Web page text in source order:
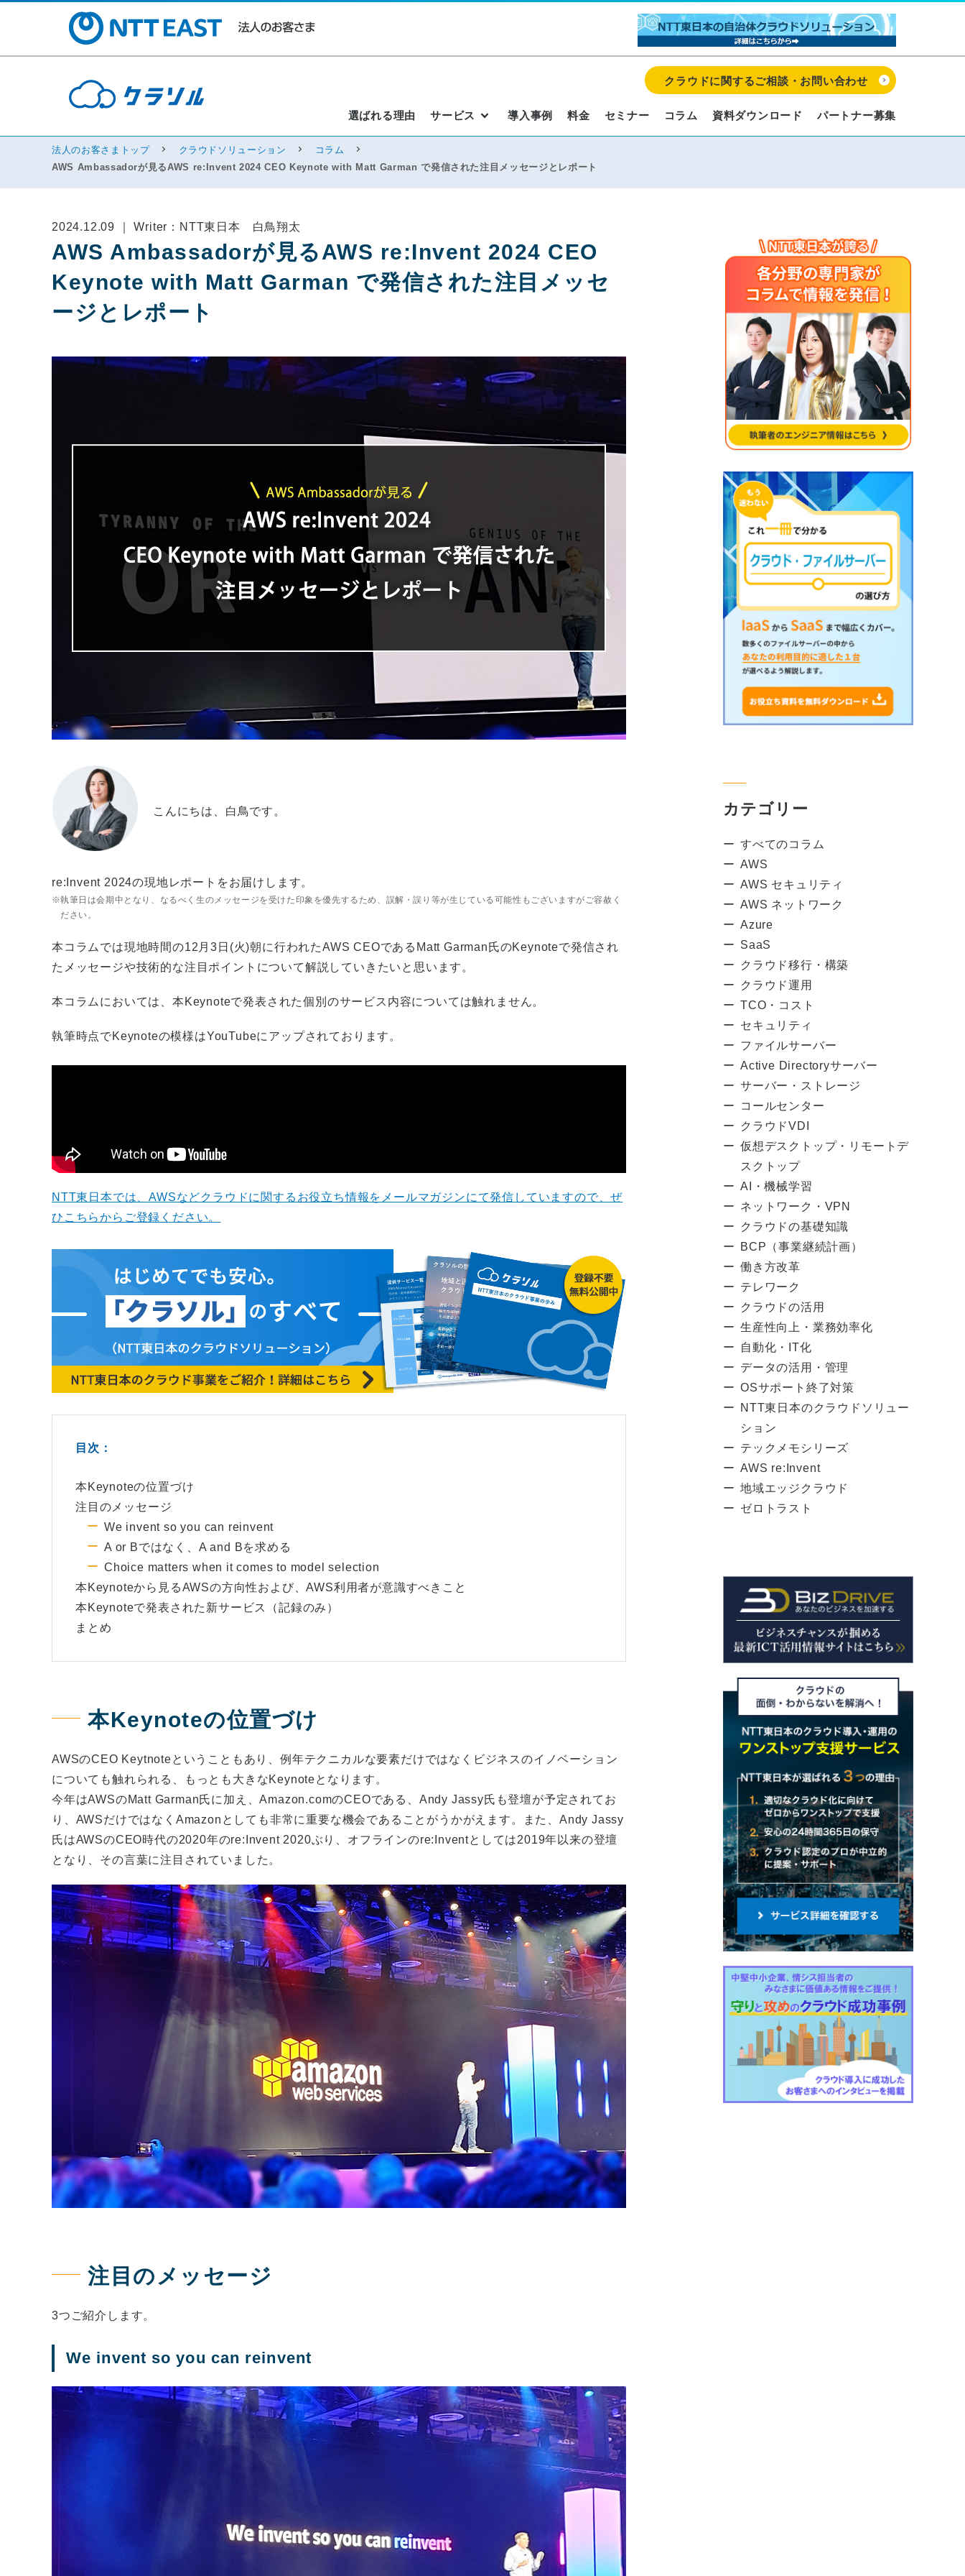
選ばれる理由 サービス 導入事例 料金 セミナー コラム 資料ダウンロード パートナー募集
クラウドに関するご相談・お問い合わせ
法人のお客さまトップ クラウドソリューション
コラム
AWS Ambassadorが見るAWS re:Invent 2024 CEO Keynote with Matt Garman で発信された注目メッセージとレポート
2024.12.09 ｜ Writer：NTT東日本 白鳥翔太
AWS Ambassadorが見るAWS re:Invent 2024 CEO
Keynote with Matt Garman で発信された注目メッセ
ージとレポート
こんにちは、白鳥です。
re:Invent 2024の現地レポートをお届けします。
執筆日は会期中となり、なるべく生のメッセージを受けた印象を優先するため、誤解・誤り等が生じている可能性もございますがご容赦く
ださい。
本コラムでは現地時間の12月3日(火)朝に行われたAWS CEOであるMatt Garman氏のKeynoteで発信され
たメッセージや技術的な注目ポイントについて解説していきたいと思います。
本コラムにおいては、本Keynoteで発表された個別のサービス内容については触れません。
執筆時点でKeynoteの模様はYouTubeにアップされております。
NTT東日本では、AWSなどクラウドに関するお役立ち情報をメールマガジンにて発信していますので、ぜ
ひこちらからご登録ください。
目次：
本Keynoteの位置づけ
注目のメッセージ
We invent so you can reinvent
A or Bではなく、A and Bを求める
Choice matters when it comes to model selection
本Keynoteから見るAWSの方向性および、AWS利用者が意識すべきこと
本Keynoteで発表された新サービス（記録のみ）
まとめ
本Keynoteの位置づけ
AWSのCEO Keytnoteということもあり、例年テクニカルな要素だけではなくビジネスのイノベーション
についても触れられる、もっとも大きなKeynoteとなります。
今年はAWSのMatt Garman氏に加え、Amazon.comのCEOである、Andy Jassy氏も登壇が予定されてお
り、AWSだけではなくAmazonとしても非常に重要な機会であることがうかがえます。また、Andy Jassy
氏はAWSのCEO時代の2020年のre:Invent 2020ぶり、オフラインのre:Inventとしては2019年以来の登壇
となり、その言葉に注目されていました。
注目のメッセージ
3つご紹介します。
We invent so you can reinvent
カテゴリー
すべてのコラム
AWS
AWS セキュリティ
AWS ネットワーク
Azure
SaaS
クラウド移行・構築
クラウド運用
TCO・コスト
セキュリティ
ファイルサーバー
Active Directoryサーバー
サーバー・ストレージ
コールセンター
クラウドVDI
仮想デスクトップ・リモートデ
スクトップ
AI・機械学習
ネットワーク・VPN
クラウドの基礎知識
BCP（事業継続計画）
働き方改革
テレワーク
クラウドの活用
生産性向上・業務効率化
自動化・IT化
データの活用・管理
OSサポート終了対策
NTT東日本のクラウドソリュー
ション
テックメモシリーズ
AWS re:Invent
地域エッジクラウド
ゼロトラスト